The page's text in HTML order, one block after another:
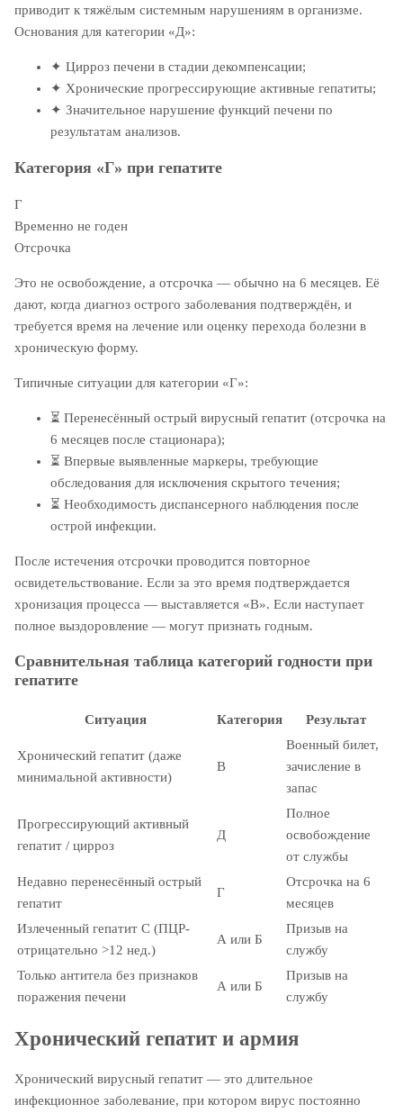
приводит к тяжёлым системным нарушениям в организме.
Основания для категории «Д»:
✦ Цирроз печени в стадии декомпенсации;
✦ Хронические прогрессирующие активные гепатиты;
✦ Значительное нарушение функций печени по
результатам анализов.
Категория «Г» при гепатите
Г
Временно не годен
Отсрочка
Это не освобождение, а отсрочка — обычно на 6 месяцев. Её
дают, когда диагноз острого заболевания подтверждён, и
требуется время на лечение или оценку перехода болезни в
хроническую форму.
Типичные ситуации для категории «Г»:
⏳ Перенесённый острый вирусный гепатит (отсрочка на
6 месяцев после стационара);
⏳ Впервые выявленные маркеры, требующие
обследования для исключения скрытого течения;
⏳ Необходимость диспансерного наблюдения после
острой инфекции.
После истечения отсрочки проводится повторное
освидетельствование. Если за это время подтверждается
хронизация процесса — выставляется «В». Если наступает
полное выздоровление — могут признать годным.
Сравнительная таблица категорий годности при
гепатите
Ситуация Категория Результат
Хронический гепатит (даже
минимальной активности)
В
Военный билет,
зачисление в
запас
Прогрессирующий активный
гепатит / цирроз
Д
Полное
освобождение
от службы
Недавно перенесённый острый
гепатит
Г
Отсрочка на 6
месяцев
Излеченный гепатит С (ПЦР-
отрицательно >12 нед.)
А или Б
Призыв на
службу
Только антитела без признаков
поражения печени
А или Б
Призыв на
службу
Хронический гепатит и армия
Хронический вирусный гепатит — это длительное
инфекционное заболевание, при котором вирус постоянно